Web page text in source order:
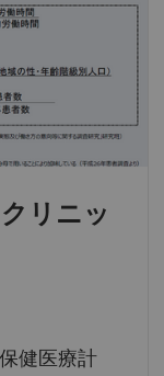
リニッ
健医療計